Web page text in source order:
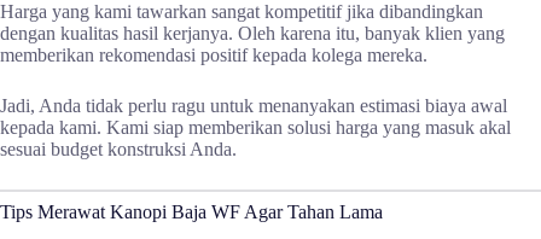
Harga yang kami tawarkan sangat kompetitif jika dibandingkan
dengan kualitas hasil kerjanya. Oleh karena itu, banyak klien yang
memberikan rekomendasi positif kepada kolega mereka.
Jadi, Anda tidak perlu ragu untuk menanyakan estimasi biaya awal
kepada kami. Kami siap memberikan solusi harga yang masuk akal
sesuai budget konstruksi Anda.
Tips Merawat Kanopi Baja WF Agar Tahan Lama